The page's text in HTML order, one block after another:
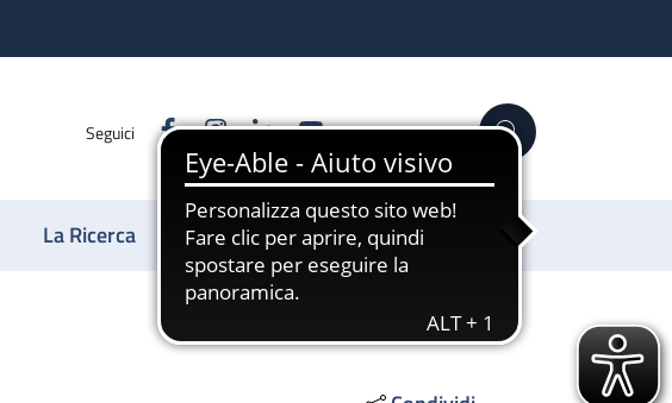
Seguici FacebookInstagram
LinkedinYouTube Cerca
La Ricerca Sostienici